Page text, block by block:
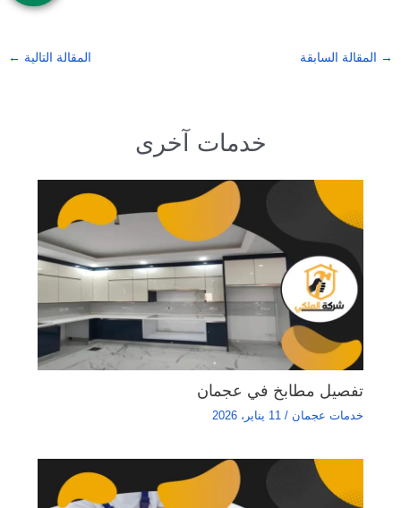
→ المقالة السابقة المقالة التالية ←
خدمات آخرى
تفصيل مطابخ في عجمان
خدمات عجمان / 11 يناير، 2026